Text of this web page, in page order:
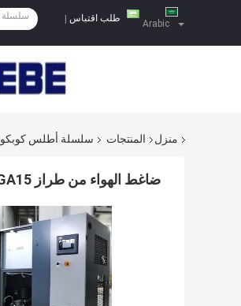
Arabic طلب اقتباس
منزل المنتجات سلسلة أطلس كوبكو GA
ضاغط الهواء من طراز Atlas GA Series GA15 مع مجفف داخلي